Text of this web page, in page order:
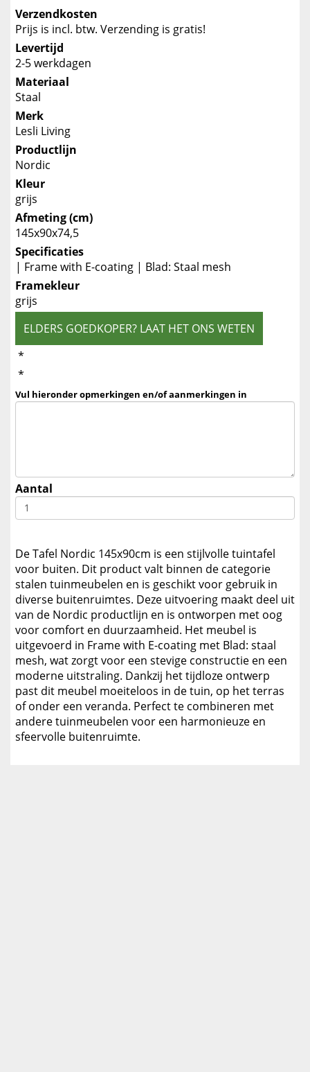
Verzendkosten
Prijs is incl. btw. Verzending is gratis!
Levertijd
2-5 werkdagen
Materiaal
Staal
Merk
Lesli Living
Productlijn
Nordic
Kleur
grijs
Afmeting (cm)
145x90x74,5
Specificaties
| Frame with E-coating | Blad: Staal mesh
Framekleur
grijs
ELDERS GOEDKOPER? LAAT HET ONS WETEN
*
*
Vul hieronder opmerkingen en/of aanmerkingen in
Aantal
De Tafel Nordic 145x90cm is een stijlvolle tuintafel
voor buiten. Dit product valt binnen de categorie
stalen tuinmeubelen en is geschikt voor gebruik in
diverse buitenruimtes. Deze uitvoering maakt deel uit
van de Nordic productlijn en is ontworpen met oog
voor comfort en duurzaamheid. Het meubel is
uitgevoerd in Frame with E-coating met Blad: staal
mesh, wat zorgt voor een stevige constructie en een
moderne uitstraling. Dankzij het tijdloze ontwerp
past dit meubel moeiteloos in de tuin, op het terras
of onder een veranda. Perfect te combineren met
andere tuinmeubelen voor een harmonieuze en
sfeervolle buitenruimte.